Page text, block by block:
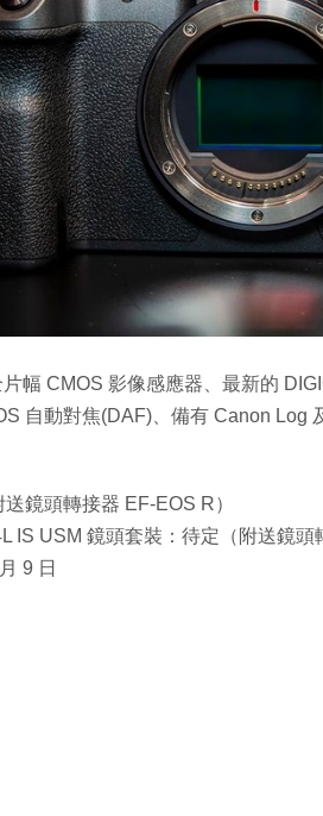
幅 CMOS 影像感應器、最新的
自動對焦(DAF)、備有 Canon Log
鏡頭轉接器 EF-EOS R）
IS USM 鏡頭套裝：待定（附送鏡頭
9 日